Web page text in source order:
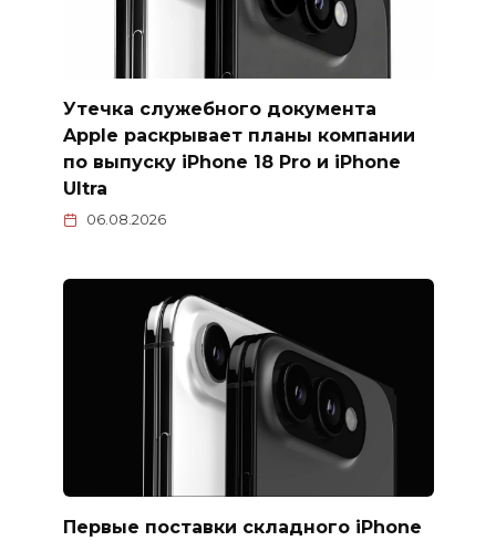
Утечка служебного документа
Apple раскрывает планы компании
по выпуску iPhone 18 Pro и iPhone
Ultra
06.08.2026
Первые поставки складного iPhone